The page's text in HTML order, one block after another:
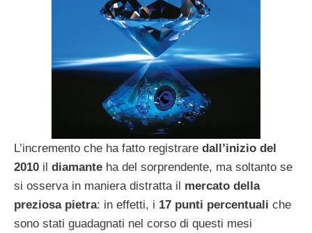
L’incremento che ha fatto registrare dall’inizio del
2010 il diamante ha del sorprendente, ma soltanto se
si osserva in maniera distratta il mercato della
preziosa pietra: in effetti, i 17 punti percentuali che
sono stati guadagnati nel corso di questi mesi